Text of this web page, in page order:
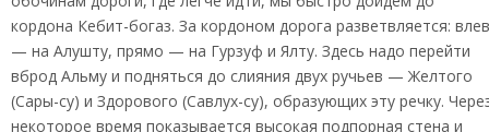
кордона Кебит-богаз. За кордоном дорога разветвляется:
— на Алушту, прямо — на Гурзуф и Ялту. Здесь надо перейти
вброд Альму и подняться до слияния двух ручьев — Желтого
(Сары-су) и Здорового (Савлух-су), образующих эту речку.
некоторое время показывается высокая подпорная стена и